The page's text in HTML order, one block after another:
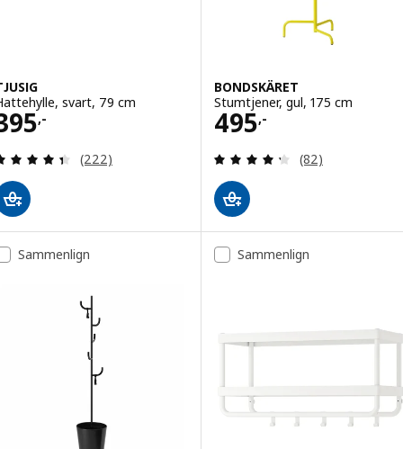
svart, 79 cm
,-
395,-
Gjennomgang: 4.4 av 5 stjerner. Samlede
(222)
BONDSKÄRET
Stumtjener, gul, 175 cm
495,-
Pris 495,-
Gjennomgang:
(82)
Sammenlign Sammenlign